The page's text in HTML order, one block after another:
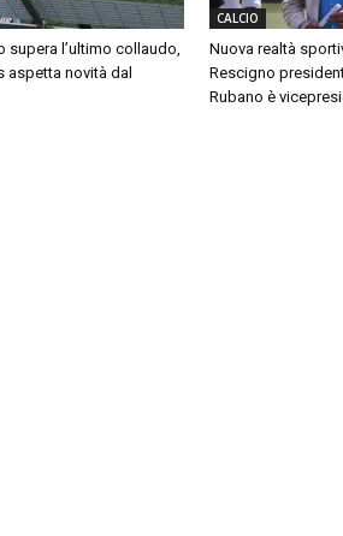
supera l’ultimo collaudo,
aspetta novità dal
CALCIO
Nuova realtà
Rescigno
Rubano è